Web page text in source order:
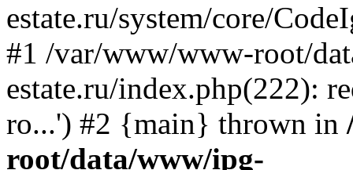
estate.ru/system/core/
#1 /var/www/www-root/
estate.ru/index.php(222):
ro...') #2 {main} thrown in
root/data/www/ipg-